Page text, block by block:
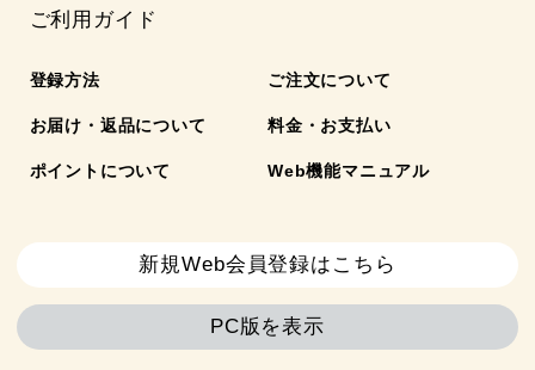
ご利用ガイド
登録方法 ご注文について
お届け・返品について 料金・お支払い
ポイントについて Web機能マニュアル
新規Web会員登録はこちら
PC版を表示